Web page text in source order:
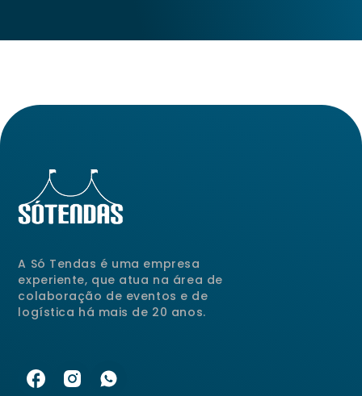
A Só Tendas é uma empresa
experiente, que atua na área de
colaboração de eventos e de
logística há mais de 20 anos.